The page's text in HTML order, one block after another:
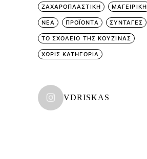
ΖΑΧΑΡΟΠΛΑΣΤΙΚΗ ΜΑΓΕΙΡΙΚΗ
ΝΕΑ ΠΡΟΪΟΝΤΑ ΣΥΝΤΑΓΕΣ
ΤΟ ΣΧΟΛΕΙΟ ΤΗΣ ΚΟΥΖΙΝΑΣ
ΧΩΡΊΣ ΚΑΤΗΓΟΡΊΑ
VDRISKAS